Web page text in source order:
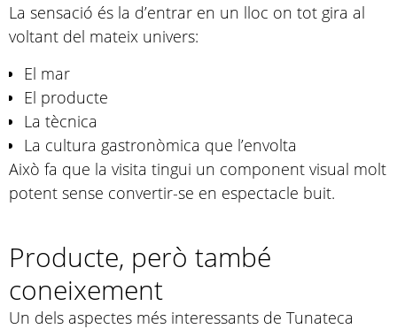
La sensació és la d’entrar en un lloc on tot gira al
voltant del mateix univers:
El mar
El producte
La tècnica
La cultura gastronòmica que l’envolta
Això fa que la visita tingui un component visual molt
potent sense convertir-se en espectacle buit.
Producte, però també
coneixement
Un dels aspectes més interessants de Tunateca